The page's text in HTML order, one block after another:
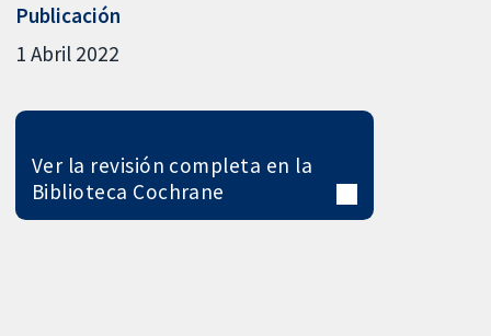
Publicación
1 Abril 2022
Ver la revisión completa en la
Biblioteca Cochrane